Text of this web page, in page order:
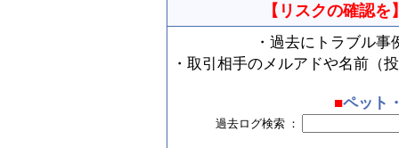
【リスクの確認を
・過去にトラブル
・取引相手のメルアドや名前（
■ペット
過去ログ検索 ：